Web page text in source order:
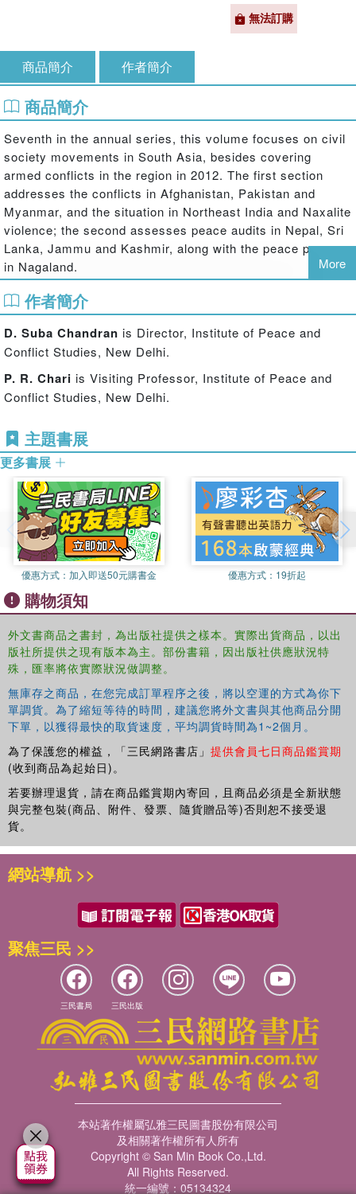
無法訂購
商品簡介 作者簡介
商品簡介
Seventh in the annual series, this volume focuses on civil
society movements in South Asia, besides covering
armed conflicts in the region in 2012. The first section
addresses the conflicts in Afghanistan, Pakistan and
Myanmar, and the situation in Northeast India and Naxalite
violence; the second assesses peace audits in Nepal, Sri
Lanka, Jammu and Kashmir, along with the peace process
in Nagaland.
More
作者簡介
D. Suba Chandran is Director, Institute of Peace and
Conflict Studies, New Delhi.
P. R. Chari is Visiting Professor, Institute of Peace and
Conflict Studies, New Delhi.
主題書展
更多書展
優惠方式： 加入即送50元購書金 優惠方式： 19折起
購物須知
外文書商品之書封，為出版社提供之樣本。實際出貨商品，以出
版社所提供之現有版本為主。部份書籍，因出版社供應狀況特
殊，匯率將依實際狀況做調整。
無庫存之商品，在您完成訂單程序之後，將以空運的方式為你下
單調貨。為了縮短等待的時間，建議您將外文書與其他商品分開
下單，以獲得最快的取貨速度，平均調貨時間為1~2個月。
為了保護您的權益，「三民網路書店」 提供會員七日商品鑑賞期
(收到商品為起始日)。
若要辦理退貨，請在商品鑑賞期內寄回，且商品必須是全新狀態
與完整包裝(商品、附件、發票、隨貨贈品等)否則恕不接受退
貨。
網站導航 >>
聚焦三民 >>
三民書局 三民出版
本站著作權屬弘雅三民圖書股份有限公司
及相關著作權所有人所有
Copyright © San Min Book Co.,Ltd.
All Rights Reserved.
統一編號：05134324